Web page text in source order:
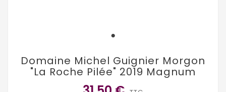
Domaine Michel Guignier Morgon
"La Roche Pilée" 2019 Magnum